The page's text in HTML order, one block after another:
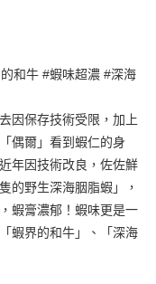
邦商業銀行
業銀行
業銀行
商業銀行
業銀行
台灣）商業銀行
託商業銀行
銀行
際商業銀行
業銀行
業銀行
際商業銀行
業銀行
台灣）商業銀行
託商業銀行
和牛 #蝦味超濃 #深海
因保存技術受限，加上
偶爾」看到蝦仁的身
年因技術改良，佐佐鮮
的野生深海胭脂蝦」，
蝦膏濃郁！蝦味更是一
蝦界的和牛」、「深海